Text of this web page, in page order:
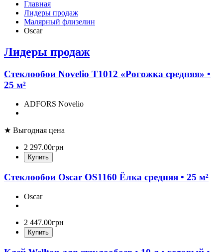
Главная
Лидеры продаж
Малярный флизелин
Oscar
Лидеры продаж
Стеклообои Novelio T1012 «Рогожка средняя» •
25 м²
ADFORS Novelio
★ Выгодная цена
2 297.00грн
Купить
Стеклообои Oscar OS1160 Ёлка средняя • 25 м²
Oscar
2 447.00грн
Купить